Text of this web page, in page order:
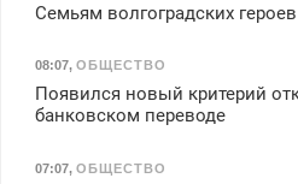
Семьям волгоградских
08:07, ОБЩЕСТВО
Появился новый критерий
банковском переводе
07:07, ОБЩЕСТВО